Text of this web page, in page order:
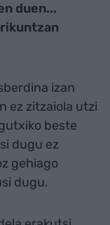
duen...
izan
ez zitzaiola utzi
beste
dugu ez
gehiago
dugu.